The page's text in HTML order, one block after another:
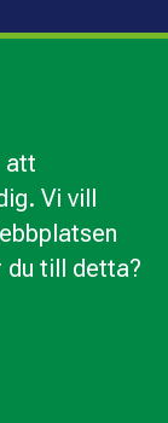
att
Vi vill
du till detta?